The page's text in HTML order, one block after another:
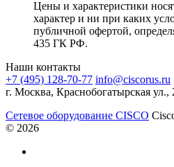
Цены и характеристики
характер и ни при каких
публичной офертой,
435 ГК РФ.
Наши контакты
+7 (495) 128-70-77 info@ciscorus.ru
г. Москва, Краснобогатырская ул.,
Сетевое оборудование CISCO
© 2026